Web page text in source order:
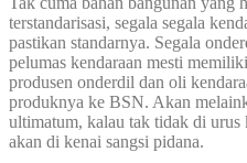
terstandarisasi, segala segala
pastikan standarnya. Segala
pelumas kendaraan mesti
produsen onderdil dan oli
produknya ke BSN. Akan
ultimatum, kalau tak tidak di urus
akan di kenai sangsi pidana.